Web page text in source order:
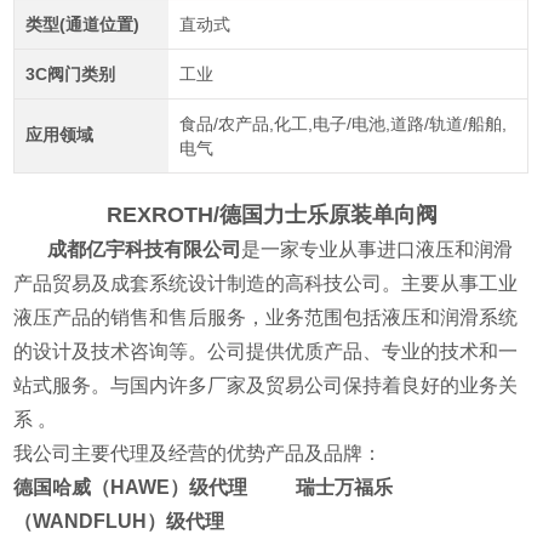
类型(通道位置) 直动式
3C阀门类别 工业
应用领域
食品/农产品,化工,电子/电池,道路/轨道/船舶,
电气
REXROTH/德国力士乐原装单向阀
成都亿宇科技有限公司 是一家专业从事进口液压和润滑
产品贸易及成套系统设计制造的高科技公司。主要从事工业
液压产品的销售和售后服务，业务范围包括液压和润滑系统
的设计及技术咨询等。公司提供优质产品、专业的技术和一
站式服务。与国内许多厂家及贸易公司保持着良好的业务关
系 。
我公司主要代理及经营的优势产品及品牌：
德国哈威（HAWE）级代理 瑞士万福乐
（WANDFLUH）级代理